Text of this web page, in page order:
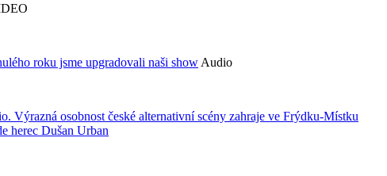
roku jsme upgradovali naši show Audio
Výrazná osobnost české alternativní scény zahraje ve Frýdku-Místku
herec Dušan Urban